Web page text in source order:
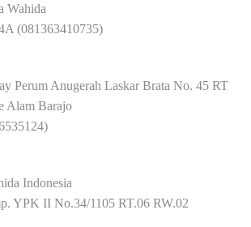
Wahida
(081363410735)
Perum Anugerah Laskar Brata No. 45 RT
Alam Barajo
Indonesia
YPK II No.34/1105 RT.06 RW.02